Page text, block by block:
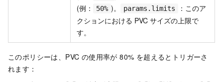
(例：
50% )。 params.limits
：このア
クションにおける PVC サイズの上限で
す。
このポリシーは、PVC の使用率が 80% を超えるとトリガーさ
れます：